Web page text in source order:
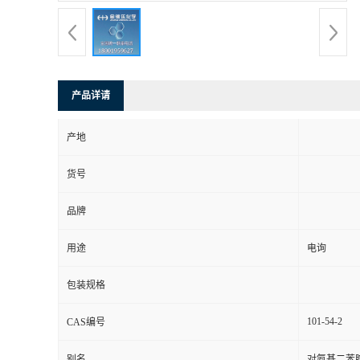
产品详请
产地
货号
品牌
用途 电询
包装规格
CAS编号 101-54-2